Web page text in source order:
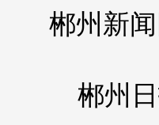
郴州新
郴州